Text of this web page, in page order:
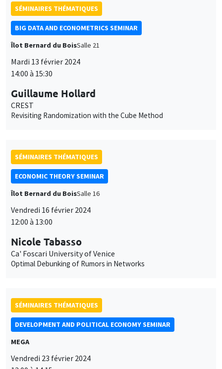
Guillaume Hollard
CREST
Revisiting Randomization with the Cube Method
SÉMINAIRES THÉMATIQUES
ECONOMIC THEORY SEMINAR
Îlot Bernard du Bois
Vendredi 16 février 2024
Nicole Tabasso
Ca' Foscari University of Venice
Optimal Debunking of Rumors in Networks
SÉMINAIRES THÉMATIQUES
DEVELOPMENT AND POLITICAL ECONOMY SEMINAR
MEGA
Vendredi 23 février 2024
Arieda Muço
Central European University
The Xerox Effect: Communication Technology and Political
Actions in Autocracy